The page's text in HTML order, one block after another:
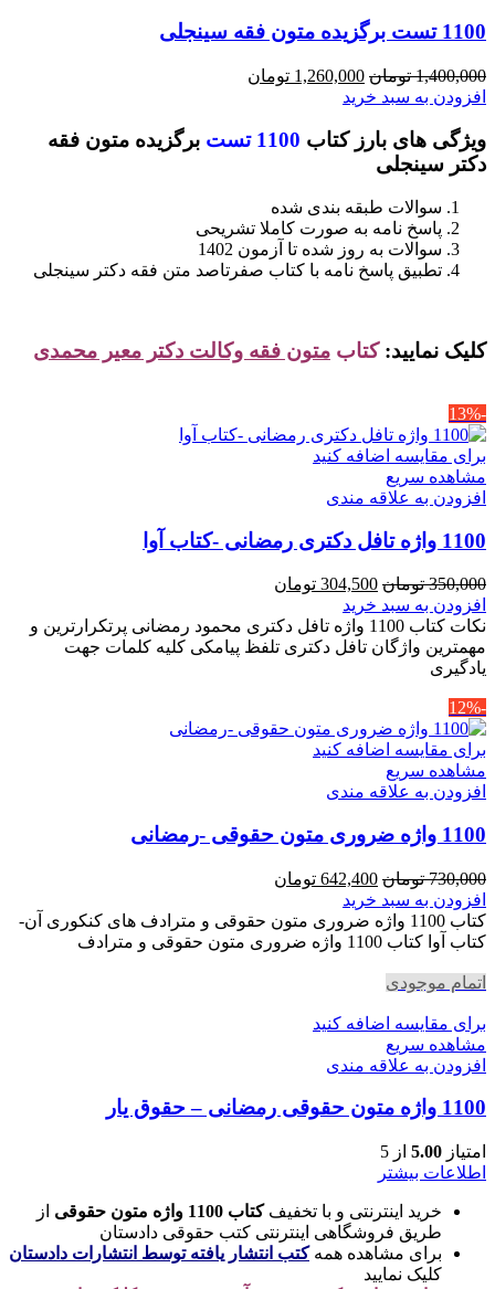
1100 تست برگزیده متون فقه سینجلی
1,400,000 تومان قیمت
اصلی
بود.
1,260,000 تومان
است.
افزودن به سبد خرید
ویژگی های بارز کتاب 1100 تست
برگزیده متون فقه
دکتر سینجلی
سوالات طبقه بندی شده
پاسخ نامه به صورت کاملا تشریحی
سوالات به روز شده تا آزمون 1402
تطبیق پاسخ نامه با کتاب صفرتاصد متن فقه دکتر سینجلی
کلیک نمایید: کتاب متون فقه وکالت دکتر معیر محمدی
-13%
برای مقایسه اضافه کنید
مشاهده سریع
افزودن به علاقه مندی
1100 واژه تافل دکتری رمضانی -کتاب آوا
350,000 تومان قیمت
اصلی
350,000 تومان
بود.
304,500 تومان
304,500 تومان
است.
افزودن به سبد خرید
نکات کتاب 1100 واژه تافل دکتری محمود رمضانی پرتکرارترین و
مهمترین واژگان تافل دکتری تلفظ پیامکی کلیه کلمات جهت
یادگیری
-12%
برای مقایسه اضافه کنید
مشاهده سریع
افزودن به علاقه مندی
1100 واژه ضروری متون حقوقی -رمضانی
730,000 تومان قیمت
اصلی
730,000 تومان
بود.
642,400 تومان
642,400 تومان
است.
افزودن به سبد خرید
کتاب 1100 واژه ضروری متون حقوقی و مترادف های کنکوری آن-
کتاب آوا کتاب 1100 واژه ضروری متون حقوقی و مترادف
اتمام موجودی
برای مقایسه اضافه کنید
مشاهده سریع
افزودن به علاقه مندی
1100 واژه متون حقوقی رمضانی – حقوق یار
امتیاز 5.00 از 5
اطلاعات بیشتر
خرید اینترنتی و با تخفیفکتاب 1100 واژه متون حقوقی
از
طریق فروشگاهی اینترنتی کتب حقوقی دادستان
برای مشاهده همهکتب انتشار یافته توسط انتشارات دادستان
کلیک نمایید